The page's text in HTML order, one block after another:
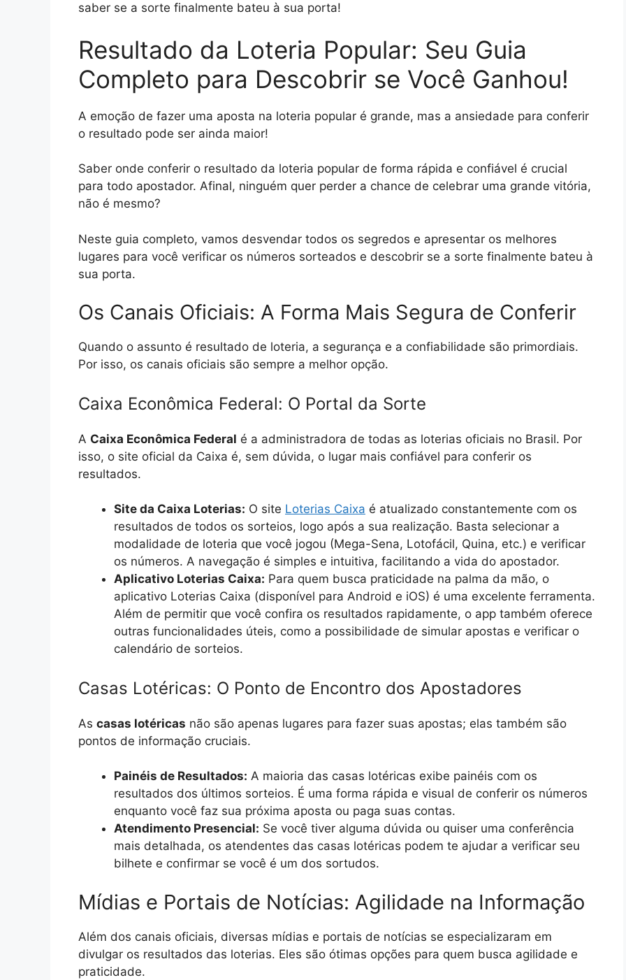
saber se a sorte finalmente bateu à sua porta!
Resultado da Loteria Popular: Seu Guia
Completo para Descobrir se Você Ganhou!
A emoção de fazer uma aposta na loteria popular é grande, mas a ansiedade para conferir
o resultado pode ser ainda maior!
Saber onde conferir o resultado da loteria popular de forma rápida e confiável é crucial
para todo apostador. Afinal, ninguém quer perder a chance de celebrar uma grande vitória,
não é mesmo?
Neste guia completo, vamos desvendar todos os segredos e apresentar os melhores
lugares para você verificar os números sorteados e descobrir se a sorte finalmente bateu à
sua porta.
Os Canais Oficiais: A Forma Mais Segura de Conferir
Quando o assunto é resultado de loteria, a segurança e a confiabilidade são primordiais.
Por isso, os canais oficiais são sempre a melhor opção.
Caixa Econômica Federal: O Portal da Sorte
A Caixa Econômica Federal é a administradora de todas as loterias oficiais no Brasil. Por
isso, o site oficial da Caixa é, sem dúvida, o lugar mais confiável para conferir os
resultados.
Site da Caixa Loterias: O site Loterias Caixa é atualizado constantemente com os
resultados de todos os sorteios, logo após a sua realização. Basta selecionar a
modalidade de loteria que você jogou (Mega-Sena, Lotofácil, Quina, etc.) e verificar
os números. A navegação é simples e intuitiva, facilitando a vida do apostador.
Aplicativo Loterias Caixa: Para quem busca praticidade na palma da mão, o
aplicativo Loterias Caixa (disponível para Android e iOS) é uma excelente ferramenta.
Além de permitir que você confira os resultados rapidamente, o app também oferece
outras funcionalidades úteis, como a possibilidade de simular apostas e verificar o
calendário de sorteios.
Casas Lotéricas: O Ponto de Encontro dos Apostadores
As casas lotéricas não são apenas lugares para fazer suas apostas; elas também são
pontos de informação cruciais.
Painéis de Resultados: A maioria das casas lotéricas exibe painéis com os
resultados dos últimos sorteios. É uma forma rápida e visual de conferir os números
enquanto você faz sua próxima aposta ou paga suas contas.
Atendimento Presencial: Se você tiver alguma dúvida ou quiser uma conferência
mais detalhada, os atendentes das casas lotéricas podem te ajudar a verificar seu
bilhete e confirmar se você é um dos sortudos.
Mídias e Portais de Notícias: Agilidade na Informação
Além dos canais oficiais, diversas mídias e portais de notícias se especializaram em
divulgar os resultados das loterias. Eles são ótimas opções para quem busca agilidade e
praticidade.